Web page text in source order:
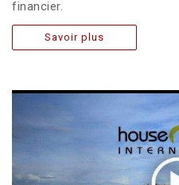
financier.
Savoir plus